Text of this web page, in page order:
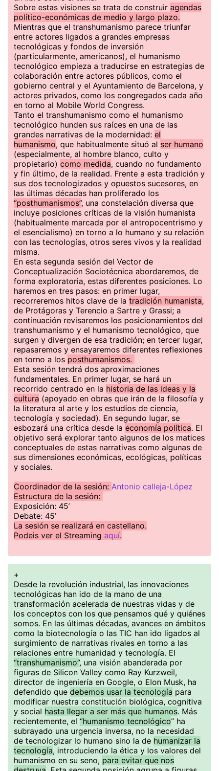
Sobre estas visiones se trata de construir agendas
político-económicas de medio y largo plazo.
Mientras que el transhumanismo parece triunfar
entre actores ligados a grandes empresas
tecnológicas y fondos de inversión
(particularmente, americanos), el humanismo
tecnológico empieza a traducirse en estrategias de
colaboración entre actores públicos, como el
gobierno central y el Ayuntamiento de Barcelona, y
actores privados, como los congregados cada año
en torno al Mobile World Congress.
Tanto el transhumanismo como el humanismo
tecnológico hunden sus raíces en una de las
grandes narrativas de la modernidad: el
humanismo, que habitualmente situó al ser humano
(especialmente, al hombre blanco, culto y
propietario) como medida, cuando no fundamento
y fin último, de la realidad. Frente a esta tradición y
sus dos tecnologizados y opuestos sucesores, en
las últimas décadas han proliferado los
“posthumanismos”, una constelación diversa que
incluye posiciones críticas de la visión humanista
(habitualmente marcada por el antropocentrismo y
el esencialismo) en torno a lo humano y su relación
con las tecnologías, otros seres vivos y la realidad
misma.
En esta segunda sesión del Vector de
Conceptualización Sociotécnica abordaremos, de
forma exploratoria, estas diferentes posiciones. Lo
haremos en tres pasos: en primer lugar,
recorreremos hitos clave de la tradición humanista,
de Protágoras y Terencio a Sartre y Grassi; a
continuación revisaremos los posicionamientos del
transhumanismo y el humanismo tecnológico, que
surgen y divergen de esa tradición; en tercer lugar,
repasaremos y ensayaremos diferentes reflexiones
en torno a los posthumanismos.
Esta sesión tendrá dos aproximaciones
fundamentales. En primer lugar, se hará un
recorrido centrado en la historia de las ideas y la
cultura (apoyado en obras que irán de la filosofía y
la literatura al arte y los estudios de ciencia,
tecnología y sociedad). En segundo lugar, se
esbozará una crítica desde la economía política. El
objetivo será explorar tanto algunos de los matices
conceptuales de estas narrativas como algunas de
sus dimensiones económicas, ecológicas, políticas
y sociales.
Coordinador de la sesión: Antonio calleja-López
Estructura de la sesión:
Exposición: 45’
Debate: 45’
La sesión se real izará en castellano.
Podeis ver el Streaming aquí.
+
Desde la revolución industrial, las innovaciones
tecnológicas han ido de la mano de una
transformación acelerada de nuestras vidas y de
los conceptos con los que pensamos qué y quiénes
somos. En las últimas décadas, avances en ámbitos
como la biotecnología o las TIC han ido ligados al
surgimiento de narrativas rivales en torno a las
relaciones entre humanidad y tecnología. El
“transhumanismo”, una visión abanderada por
figuras de Silicon Valley como Ray Kurzweil,
director de ingeniería en Google, o Elon Musk, ha
defendido que debemos usar la tecnología para
modificar nuestra constitución biológica, cognitiva
y social hasta llegar a ser más que humanos. Más
recientemente, el “humanismo tecnológico” ha
subrayado una urgencia inversa, no la necesidad
de tecnologizar lo humano sino la de humanizar la
tecnología, introduciendo la ética y los valores del
humanismo en su seno, para evitar que nos